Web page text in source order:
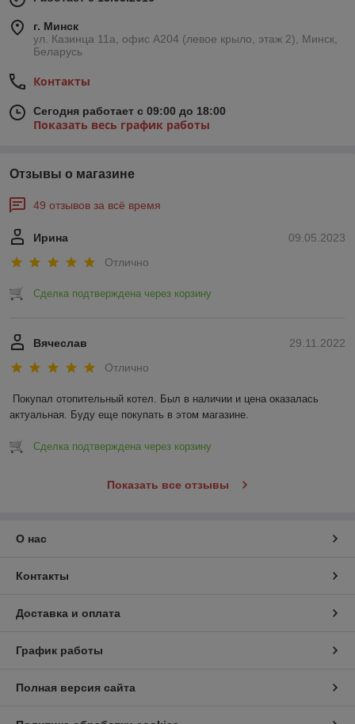
г. Минск
ул. Казинца 11а, офис А204 (левое крыло, этаж 2), Минск,
Беларусь
Контакты
Сегодня работает с 09:00 до 18:00
Показать весь график работы
Отзывы о магазине
49 отзывов за всё время
09.05.2023
Ирина
Отлично
Сделка подтверждена через корзину
29.11.2022
Вячеслав
Отлично
Покупал отопительный котел. Был в наличии и цена оказалась
актуальная. Буду еще покупать в этом магазине.
Сделка подтверждена через корзину
Показать все отзывы
О нас
Контакты
Доставка и оплата
График работы
Полная версия сайта